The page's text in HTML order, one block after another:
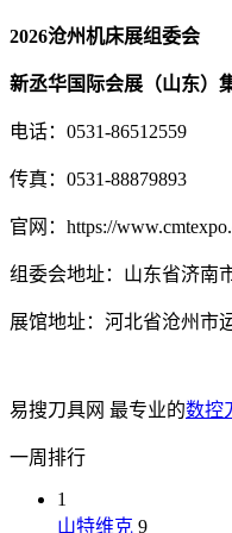
2026沧州机床展组委会
新丞华国际会展（山东）
电话：0531-86512559
传真：0531-88879893
官网：https://
组委会地址：山东省济南
展馆地址：河北省沧州市
易搜刀具网 最专业的数控
一周排行
1
山特维克 9